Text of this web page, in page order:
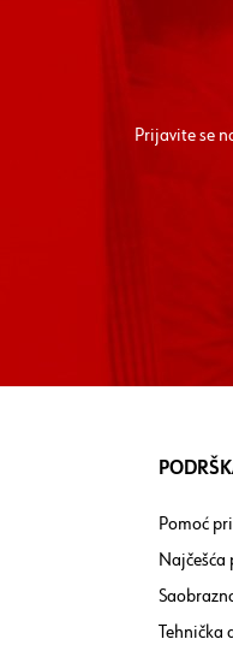
Prijavite se
Pomoć
Najčešća